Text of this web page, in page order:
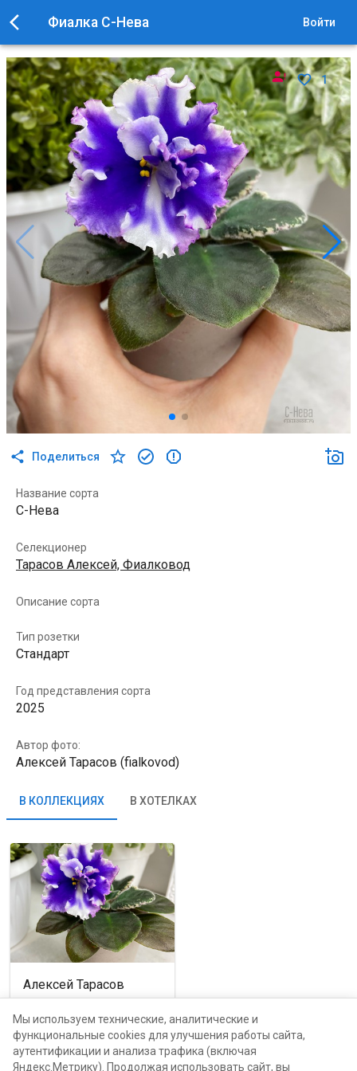
Фиалка С-Нева Войти
1
Поделиться
Название сорта
С-Нева
Селекционер
Тарасов Алексей, Фиалковод
Описание сорта
Тип розетки
Стандарт
Год представления сорта
2025
Автор фото:
Алексей Тарасов (fialkovod)
В КОЛЛЕКЦИЯХ В ХОТЕЛКАХ
Алексей Тарасов
Москва, проспект Мира,
116Б
каталог
Мы используем технические, аналитические и
функциональные cookies для улучшения работы сайта,
аутентификации и анализа трафика (включая
Яндекс.Метрику). Продолжая использовать сайт, вы